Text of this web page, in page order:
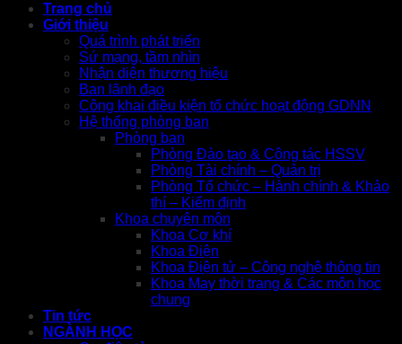
Trang chủ
Giới thiệu
Quá trình phát triển
Sứ mạng, tầm nhìn
Nhận diện thương hiệu
Ban lãnh đạo
Công khai điều kiện tổ chức hoạt động GDNN
Hệ thống phòng ban
Phòng ban
Phòng Đào tạo & Công tác HSSV
Phòng Tài chính – Quản trị
Phòng Tổ chức – Hành chính & Khảo
thí – Kiểm định
Khoa chuyên môn
Khoa Cơ khí
Khoa Điện
Khoa Điện tử – Công nghệ thông tin
Khoa May thời trang & Các môn học
chung
Tin tức
NGÀNH HỌC